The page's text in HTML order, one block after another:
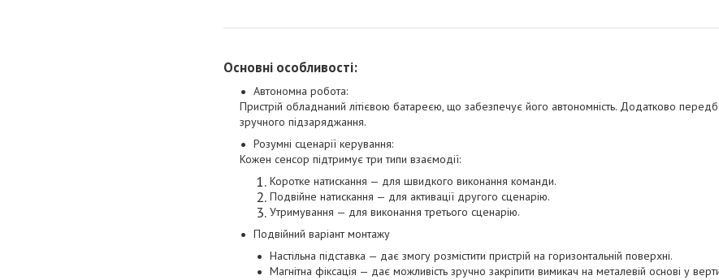
Основні особливості:
Автономна робота:
Пристрій обладнаний літієвою батареєю, що забезпечує його автономність. Додатково
зручного підзаряджання.
Розумні сценарії керування:
Кожен сенсор підтримує три типи взаємодії:
Коротке натискання — для швидкого виконання команди.
Подвійне натискання — для активації другого сценарію.
Утримування — для виконання третього сценарію.
Подвійний варіант монтажу
Настільна підставка — дає змогу розмістити пристрій на горизонтальній поверхні.
Магнітна фіксація — дає можливість зручно закріпити вимикач на металевій основі у